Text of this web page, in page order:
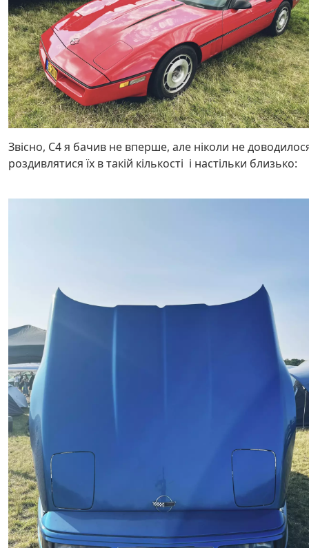
Звісно, С4 я бачив не вперше, але ніколи не
роздивлятися їх в такій кількості і настільки близько: